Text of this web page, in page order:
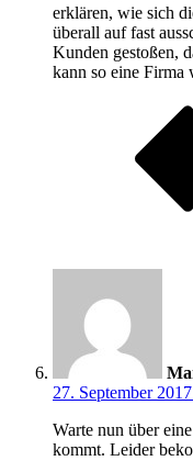
erklären, wie sich
überall auf fast
Kunden gestoßen,
kann so eine Firma
27. September
Warte nun über
kommt. Leider